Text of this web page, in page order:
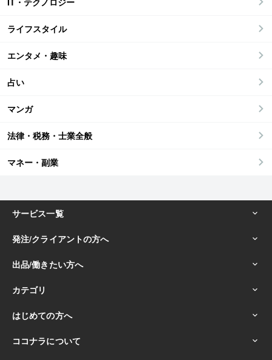
ライフスタイル
エンタメ・趣味
占い
マンガ
法律・税務・士業全般
マネー・副業